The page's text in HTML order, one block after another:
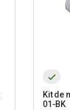
Kit de
01-BK